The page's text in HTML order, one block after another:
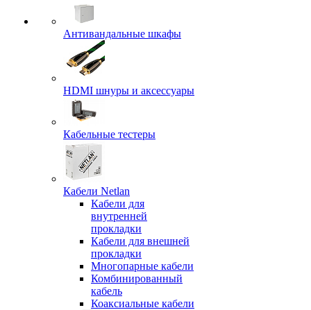
Антивандальные шкафы
HDMI шнуры и аксессуары
Кабельные тестеры
Кабели Netlan
Кабели для
внутренней
прокладки
Кабели для внешней
прокладки
Многопарные кабели
Комбинированный
кабель
Коаксиальные кабели